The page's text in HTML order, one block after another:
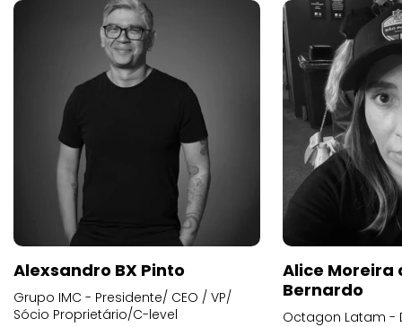
Alexsandro BX Pinto
Grupo IMC - Presidente/ CEO / VP/
Sócio Proprietário/C-level
Alice
Bernardo
Octagon Latam -